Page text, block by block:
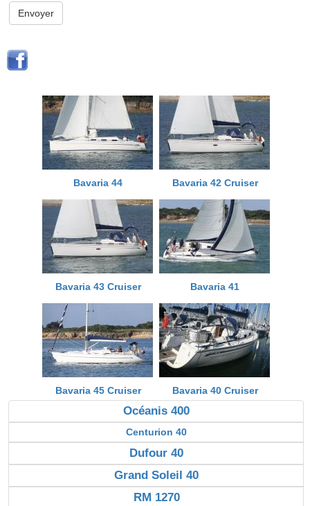
Envoyer
Bavaria 44 Bavaria 42 Cruiser
Bavaria 43 Cruiser Bavaria 41
Bavaria 45 Cruiser Bavaria 40 Cruiser
Océanis 400
Centurion 40
Dufour 40
Grand Soleil 40
RM 1270